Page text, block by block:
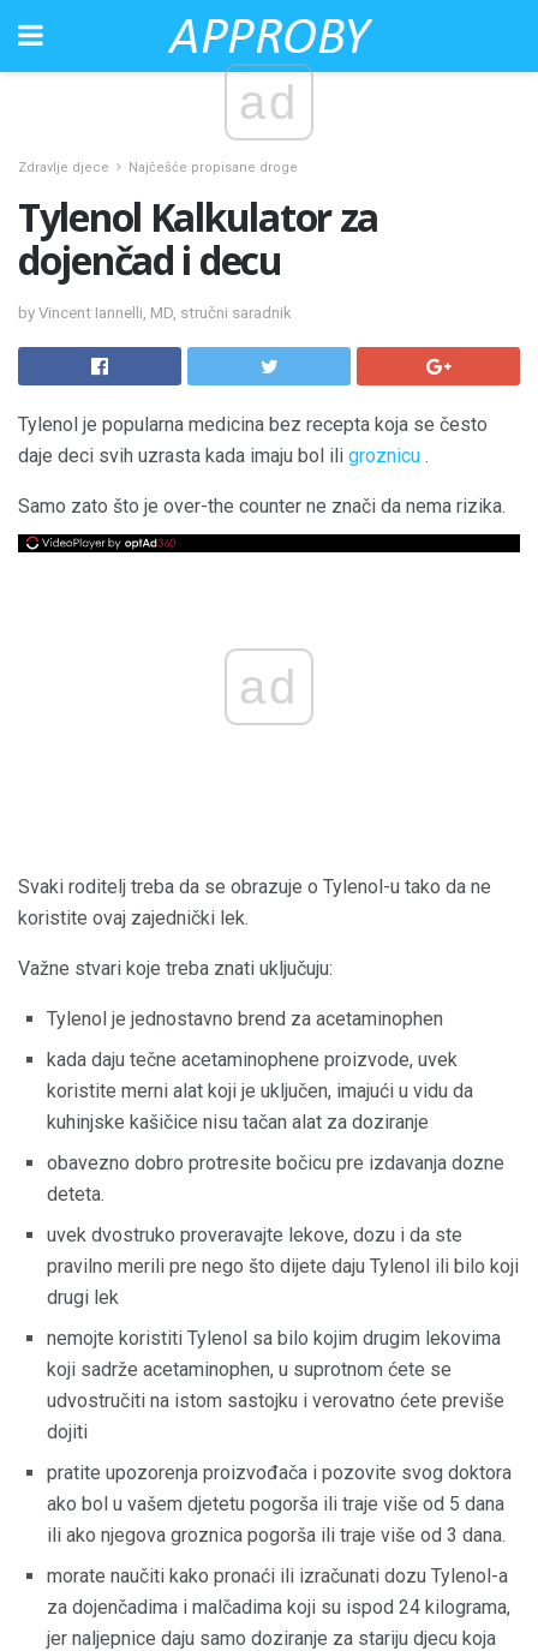
ad
Zdravlje djece Najčešće propisane droge
Tylenol Kalkulator za
dojenčad i decu
by Vincent Iannelli, MD, stručni saradnik
Tylenol je popularna medicina bez recepta koja se često
daje deci svih uzrasta kada imaju bol ili groznicu .
Samo zato što je over-the counter ne znači da nema rizika.
ad
Svaki roditelj treba da se obrazuje o Tylenol-u tako da ne
koristite ovaj zajednički lek.
Važne stvari koje treba znati uključuju:
Tylenol je jednostavno brend za acetaminophen
kada daju tečne acetaminophene proizvode, uvek
koristite merni alat koji je uključen, imajući u vidu da
kuhinjske kašičice nisu tačan alat za doziranje
obavezno dobro protresite bočicu pre izdavanja dozne
deteta.
uvek dvostruko proveravajte lekove, dozu i da ste
pravilno merili pre nego što dijete daju Tylenol ili bilo koji
drugi lek
nemojte koristiti Tylenol sa bilo kojim drugim lekovima
koji sadrže acetaminophen, u suprotnom ćete se
udvostručiti na istom sastojku i verovatno ćete previše
dojiti
pratite upozorenja proizvođača i pozovite svog doktora
ako bol u vašem djetetu pogorša ili traje više od 5 dana
ili ako njegova groznica pogorša ili traje više od 3 dana.
morate naučiti kako pronaći ili izračunati dozu Tylenol-a
za dojenčadima i malčadima koji su ispod 24 kilograma,
jer naljepnice daju samo doziranje za stariju djecu koja